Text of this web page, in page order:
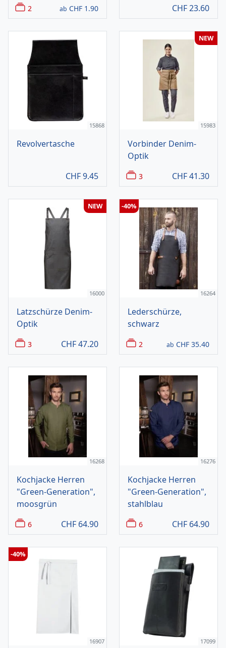
2 ab CHF 1.90 CHF23.60
15868
Revolvertasche
CHF9.45
15983
Vorbinder Denim-
Optik
3 CHF41.30
NEW
16000
Latzschürze Denim-
Optik
3 CHF47.20
NEW
16264
Lederschürze,
schwarz
2 ab CHF 35.40
-40%
16268
Kochjacke Herren
"Green-Generation",
moosgrün
6 CHF 64.90
16276
Kochjacke Herren
"Green-Generation",
stahlblau
6 CHF 64.90
16907
-40%
17099